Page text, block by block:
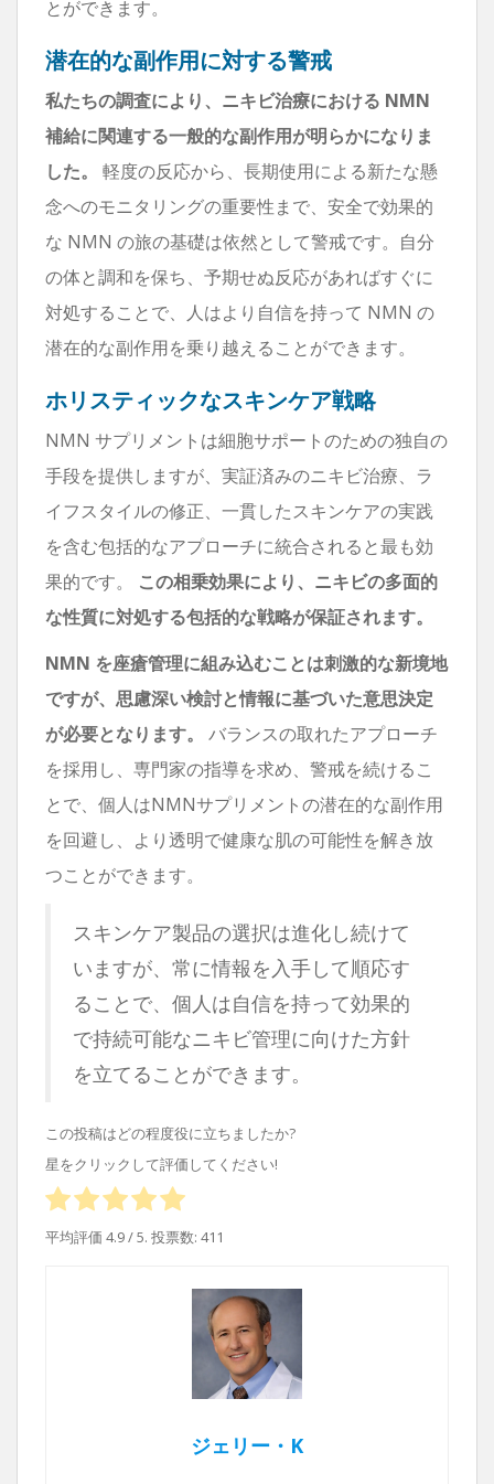
とができます。
潜在的な副作用に対する警戒
私たちの調査により、ニキビ治療における NMN
補給に関連する一般的な副作用が明らかになりま
した。
軽度の反応から、長期使用による新たな懸
念へのモニタリングの重要性まで、安全で効果的
な NMN の旅の基礎は依然として警戒です。自分
の体と調和を保ち、予期せぬ反応があればすぐに
対処することで、人はより自信を持って NMN の
潜在的な副作用を乗り越えることができます。
ホリスティックなスキンケア戦略
NMN サプリメントは細胞サポートのための独自の
手段を提供しますが、実証済みのニキビ治療、ラ
イフスタイルの修正、一貫したスキンケアの実践
を含む包括的なアプローチに統合されると最も効
果的です。 この相乗効果により、ニキビの多面的
な性質に対処する包括的な戦略が保証されます。
NMN を座瘡管理に組み込むことは刺激的な新境地
ですが、思慮深い検討と情報に基づいた意思決定
が必要となります。
バランスの取れたアプローチ
を採用し、専門家の指導を求め、警戒を続けるこ
とで、個人はNMNサプリメントの潜在的な副作用
を回避し、より透明で健康な肌の可能性を解き放
つことができます。
スキンケア製品の選択は進化し続けて
いますが、常に情報を入手して順応す
ることで、個人は自信を持って効果的
で持続可能なニキビ管理に向けた方針
を立てることができます。
この投稿はどの程度役に立ちましたか?
星をクリックして評価してください!
平均評価 4.9/ 5. 投票数: 411
ジェリー・K